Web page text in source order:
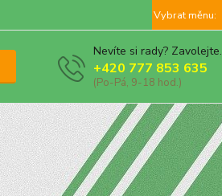
Nevíte si rady? Zavolejte.
+420 777 853 635
(Po-Pá, 9-18 hod.)